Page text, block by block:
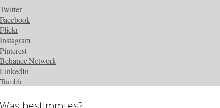
Twitter
Facebook
Flickr
Instagram
Pinterest
Behance Network
LinkedIn
Tumblr